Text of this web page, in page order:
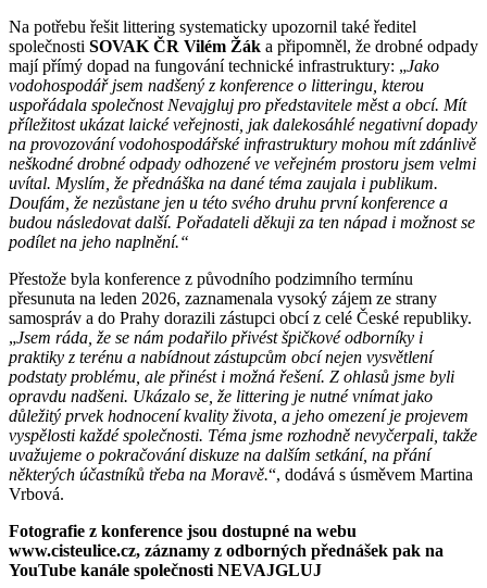
Na potřebu řešit littering systematicky upozornil také ředitel
společnosti SOVAK ČR Vilém Žák a připomněl, že drobné odpady
mají přímý dopad na fungování technické infrastruktury: „Jako
vodohospodář jsem nadšený z konference o litteringu, kterou
uspořádala společnost Nevajgluj pro představitele měst a obcí. Mít
příležitost ukázat laické veřejnosti, jak dalekosáhlé negativní dopady
na provozování vodohospodářské infrastruktury mohou mít zdánlivě
neškodné drobné odpady odhozené ve veřejném prostoru jsem velmi
uvítal. Myslím, že přednáška na dané téma zaujala i publikum.
Doufám, že nezůstane jen u této svého druhu první konference a
budou následovat další. Pořadateli děkuji za ten nápad i možnost se
podílet na jeho naplnění.“
Přestože byla konference z původního podzimního termínu
přesunuta na leden 2026, zaznamenala vysoký zájem ze strany
samospráv a do Prahy dorazili zástupci obcí z celé České republiky.
„Jsem ráda, že se nám podařilo přivést špičkové odborníky i
praktiky z terénu a nabídnout zástupcům obcí nejen vysvětlení
podstaty problému, ale přinést i možná řešení. Z ohlasů jsme byli
opravdu nadšeni. Ukázalo se, že littering je nutné vnímat jako
důležitý prvek hodnocení kvality života, a jeho omezení je projevem
vyspělosti každé společnosti. Téma jsme rozhodně nevyčerpali, takže
uvažujeme o pokračování diskuze na dalším setkání, na přání
některých účastníků třeba na Moravě.“, dodává s úsměvem Martina
Vrbová.
Fotografie z konference jsou dostupné na webu
www.cisteulice.cz, záznamy z odborných přednášek pak na
YouTube kanále společnosti NEVAJGLUJ